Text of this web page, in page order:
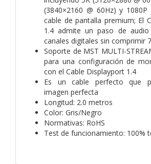
(3840×2160 @ 60Hz) y
cable de pantalla premium; El
1.4 admite un paso de audio
canales digitales sin comprimir
Soporte de MST MULTI-
para una configuración de
con el Cable Displayport 1.4
Es un cable perfecto que
imagen perfecta
Longitud: 2.0 metros
Color: Gris/Negro
Normativas: RoHS
Test de funcionamiento: 100%